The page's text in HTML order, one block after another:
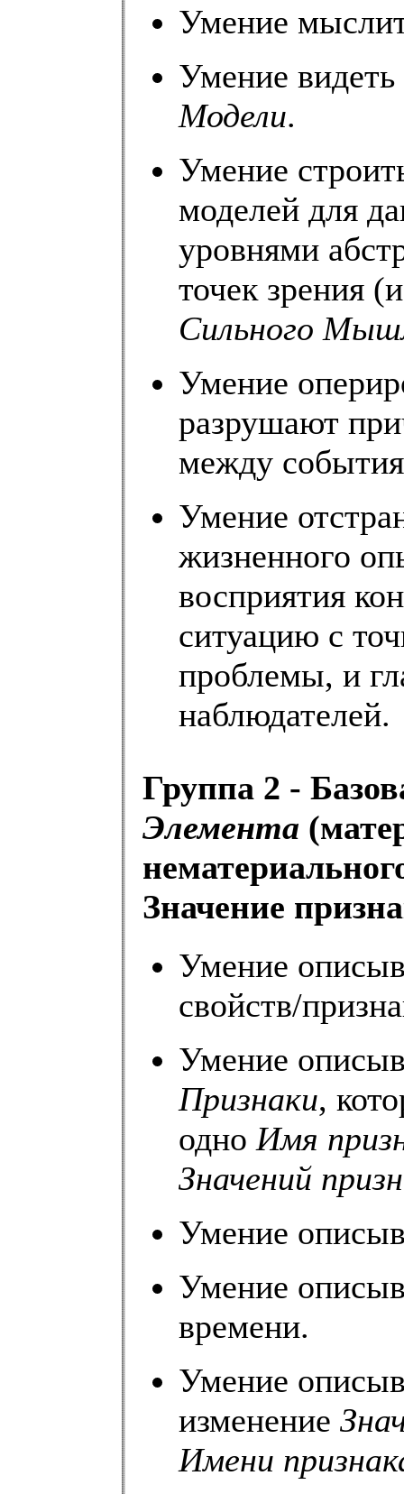
Умение
Умение видеть
Модели.
Умение
моделей для
уровнями
точек зрения
Сильного
Умение
разрушают
между
Умение
жизненного
восприятия
ситуацию с
проблемы, и
наблюдателей.
Группа 2 -
Элемента
Значение
Умение
свойств/
Умение
Признаки,
одно Имя
Значений
Умение
Умение
времени.
Умение
изменение
Имени